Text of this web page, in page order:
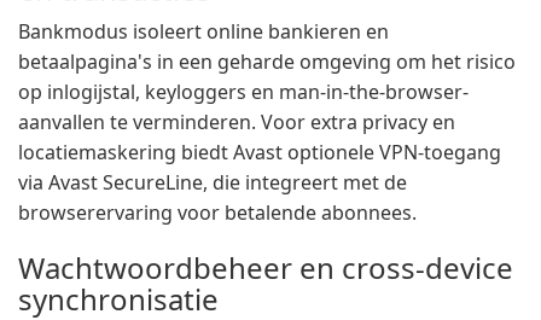
Bankmodus isoleert online bankieren en
betaalpagina's in een geharde omgeving om het risico
op inlogijstal, keyloggers en man-in-the-browser-
aanvallen te verminderen. Voor extra privacy en
locatiemaskering biedt Avast optionele VPN-toegang
via Avast SecureLine, die integreert met de
browserervaring voor betalende abonnees.
Wachtwoordbeheer en cross-device
synchronisatie